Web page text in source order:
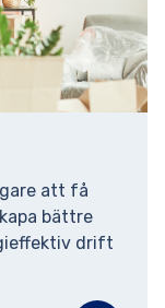
att få
bättre
drift